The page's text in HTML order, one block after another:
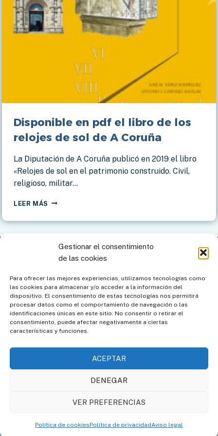
Gestionar el consentimiento
de las cookies
Para ofrecer las mejores experiencias, utilizamos tecnologías como
las cookies para almacenar y/o acceder a la información del
dispositivo. El consentimiento de estas tecnologías nos permitirá
procesar datos como el comportamiento de navegación o las
identificaciones únicas en este sitio. No consentir o retirar el
consentimiento, puede afectar negativamente a ciertas
características y funciones.
ACEPTAR
DENEGAR
VER PREFERENCIAS
Política de cookiesPolítica de privacidadAviso legal
Disponible en pdf el libro de los
relojes de sol de A Coruña
La Diputación de A Coruña publicó en 2019 el libro
«Relojes de sol en el patrimonio construido. Civil,
religioso, militar…
LEER MÁS DISPONIBLE
PDF
LOS
DE
SOL
DE
A
CORUÑA
Aviso legal
Política de cookies Mapa del sitio
Política de cookies (UE)
los Relojes de Sol
Societat Catalana de